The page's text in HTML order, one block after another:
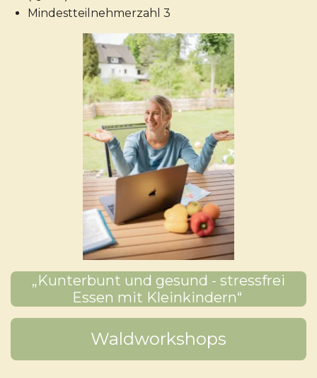
Mindestteilnehmerzahl 3
„Kunterbunt und gesund - stressfrei
Essen mit Kleinkindern“
Waldworkshops